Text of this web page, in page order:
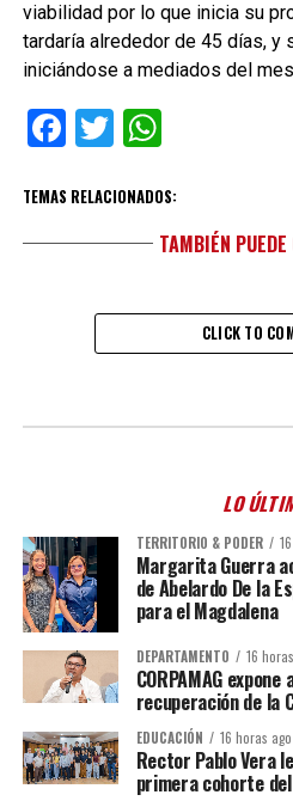
viabilidad por lo que inicia su
tardaría alrededor de 45 días, y
iniciándose a mediados del
Facebook
Twitter
TEMAS RELACIONADOS:
TAMBIÉN
CLICK TO
LO
TERRITORIO & PODER
Margarita Guerra
de Abelardo De la
para el Magdalena
DEPARTAMENTO 16
CORPAMAG
recuperación de la
EDUCACIÓN 16 horas ago
Rector Pablo Vera
primera cohorte